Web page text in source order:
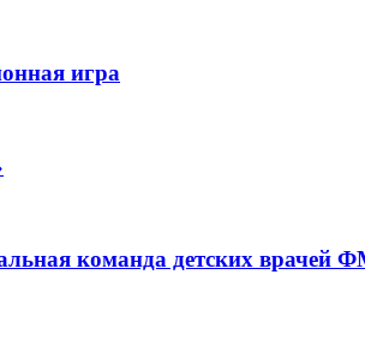
игра
команда детских врачей